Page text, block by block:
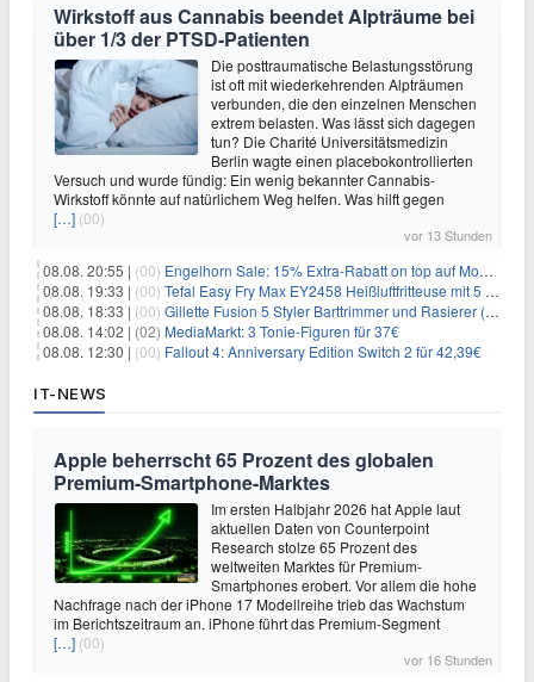
Wirkstoff aus Cannabis beendet Alpträume bei
über 1/3 der PTSD-Patienten
Die posttraumatische Belastungsstörung
ist oft mit wiederkehrenden Alpträumen
verbunden, die den einzelnen Menschen
extrem belasten. Was lässt sich dagegen
tun? Die Charité Universitätsmedizin
Berlin wagte einen placebokontrollierten
Versuch und wurde fündig: Ein wenig bekannter Cannabis-
Wirkstoff könnte auf natürlichem Weg helfen. Was hilft gegen
[…] (00)
vor 13 Stunden
08.08. 20:55 | (00) Engelhorn Sale: 15% Extra-Rabatt on top auf Mode- und Sport-Artikel
08.08. 19:33 | (00) Tefal Easy Fry Max EY2458 Heißluftfritteuse mit 5 Litern für 64,99€
08.08. 18:33 | (00) Gillette Fusion 5 Styler Barttrimmer und Rasierer (All in One) für 16€
08.08. 14:02 | (02) MediaMarkt: 3 Tonie-Figuren für 37€
08.08. 12:30 | (00) Fallout 4: Anniversary Edition Switch 2 für 42,39€
IT-NEWS
Apple beherrscht 65 Prozent des globalen
Premium-Smartphone-Marktes
Im ersten Halbjahr 2026 hat Apple laut
aktuellen Daten von Counterpoint
Research stolze 65 Prozent des
weltweiten Marktes für Premium-
Smartphones erobert. Vor allem die hohe
Nachfrage nach der iPhone 17 Modellreihe trieb das Wachstum
im Berichtszeitraum an. iPhone führt das Premium-Segment
[…] (00)
vor 16 Stunden